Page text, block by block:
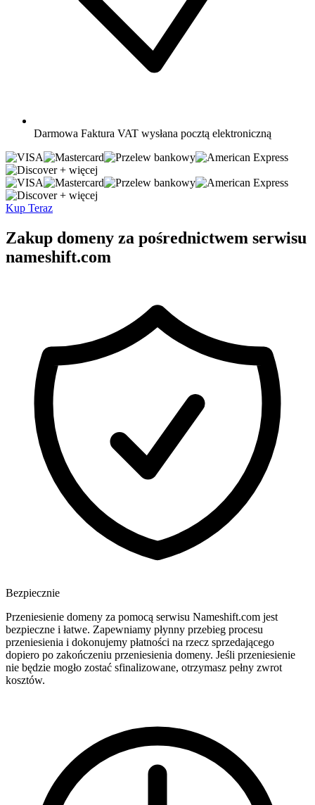
Darmowa Faktura VAT wysłana pocztą elektroniczną
+ więcej
+ więcej
Kup Teraz
Zakup domeny za pośrednictwem serwisu
nameshift.com
Bezpiecznie
Przeniesienie domeny za pomocą serwisu Nameshift.com jest
bezpieczne i łatwe. Zapewniamy płynny przebieg procesu
przeniesienia i dokonujemy płatności na rzecz sprzedającego
dopiero po zakończeniu przeniesienia domeny. Jeśli przeniesienie
nie będzie mogło zostać sfinalizowane, otrzymasz pełny zwrot
kosztów.